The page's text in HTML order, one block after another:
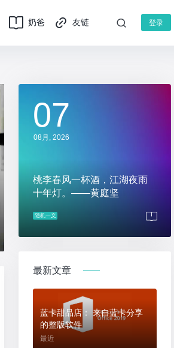
奶爸 友链 登录
07
08月, 2026
桃李春风一杯酒，江湖夜雨
十年灯。——黄庭坚
随机一文
最新文章
蓝卡甜品店： 来自蓝卡分享
的整版软件
最近